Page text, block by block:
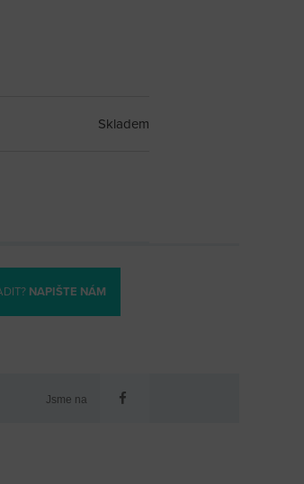
Skladem
NAPIŠTE NÁM
Jsme na